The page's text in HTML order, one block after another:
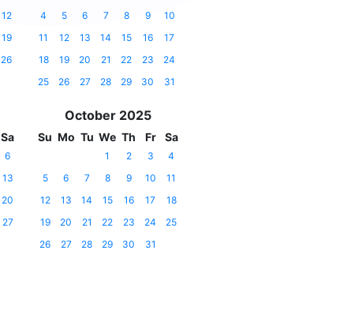
12
19
26
4
5 6 7 8 9
10
11
12 13 14 15 16
17
18
19 20 21 22 23
24
25
26 27 28 29 30 31
Sa
6
13
20
27
October 2025
Su Mo Tu We Th Fr Sa
1 2 3
4
5
6 7 8 9 10
11
12
13 14 15 16 17
18
19
20 21 22 23 24
25
26
27 28 29 30 31